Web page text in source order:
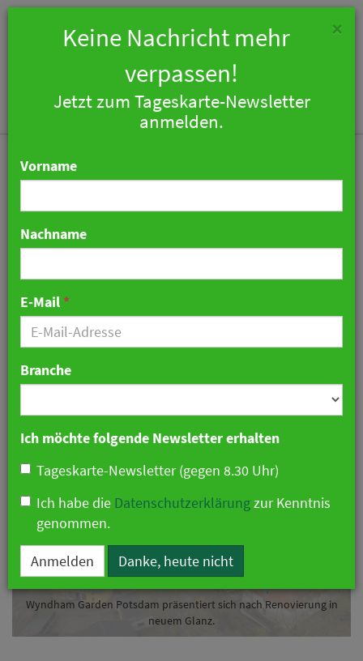
Wyndham Garden
Potsdam präsentiert sich
nach Renovierung in
neuem Glanz
23. Juni 2025 12:58 Uhr| Hotellerie
Wyndham Garden Potsdam präsentiert sich nach Renovierung in
neuem Glanz.
×
Keine Nachricht mehr
verpassen!
Jetzt zum Tageskarte-Newsletter
anmelden.
Vorname
Nachname
E-Mail *
Branche
Ich möchte folgende Newsletter erhalten
Tageskarte-Newsletter (gegen 8.30 Uhr)
Ich habe die Datenschutzerklärungzur Kenntnis
genommen.
Anmelden Danke, heute nicht